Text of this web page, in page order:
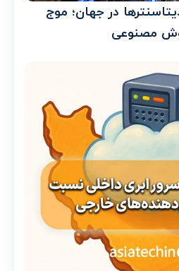
در جهان؛ موج
مصنوعی